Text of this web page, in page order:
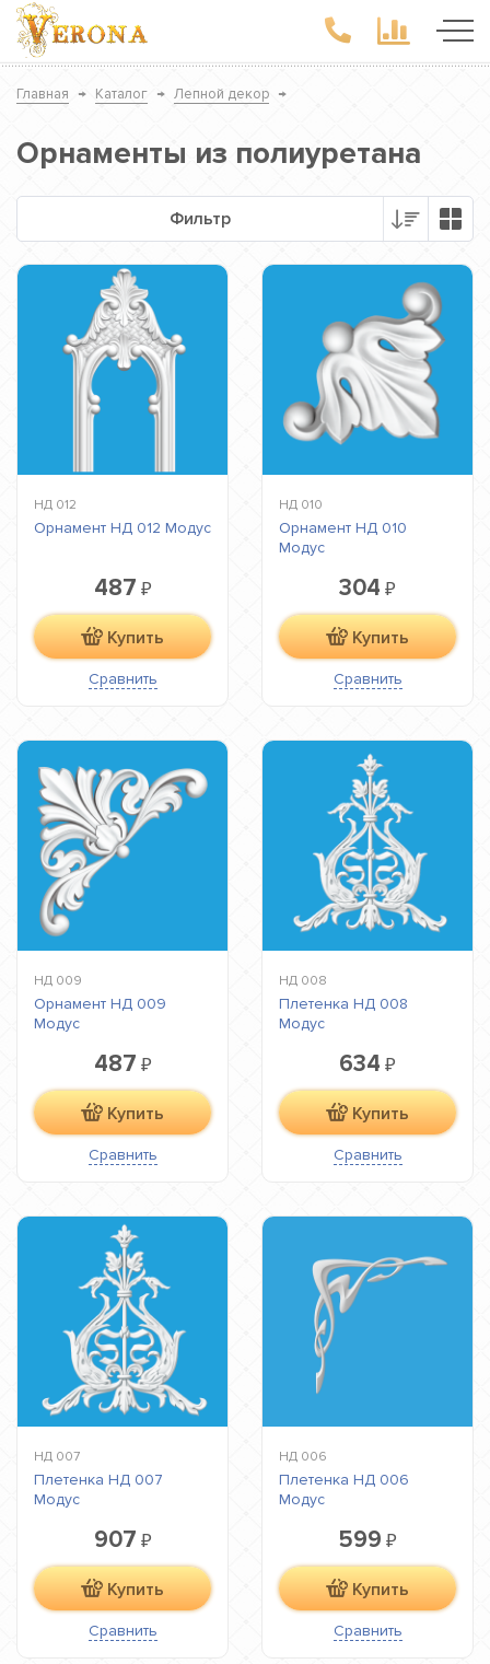
Главная → Каталог → Лепной декор →
Орнаменты из полиуретана
Фильтр
НД 012
Орнамент НД 012 Модус
487 ₽
Купить
Сравнить
НД 010
Орнамент НД 010
Модус
304 ₽
Купить
Сравнить
НД 009
Орнамент НД 009
Модус
487 ₽
Купить
Сравнить
НД 008
Плетенка НД 008
Модус
634 ₽
Купить
Сравнить
НД 007
Плетенка НД 007
Модус
907 ₽
Купить
Сравнить
НД 006
Плетенка НД 006
Модус
599 ₽
Купить
Сравнить